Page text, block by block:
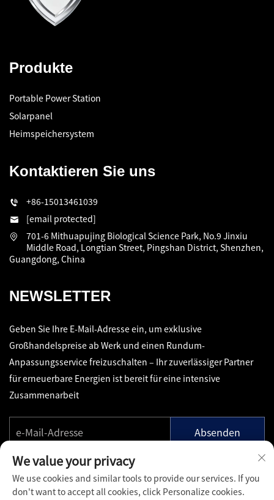
Produkte
Portable Power Station
Solarpanel
Heimspeichersystem
Kontaktieren Sie uns
+86-15013461039
[email protected]
701-6 Mithuapujing Biological Science Park, No.9 Jinxiu
Middle Road, Longtian Street, Pingshan District, Shenzhen,
Guangdong, China
NEWSLETTER
Geben Sie Ihre E-Mail-Adresse ein, um exklusive
Großhandelspreise ab Werk und einen Rundum-
Anpassungsservice freizuschalten – Ihr zuverlässiger Partner
für erneuerbare Energien ist bereit für eine intensive
Zusammenarbeit
Absenden
We value your privacy
We use cookies and similar tools to provide our services. If you
don't want to accept all cookies, click Personalize cookies.